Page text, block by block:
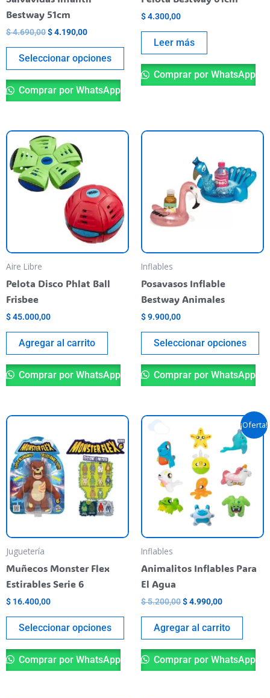
Bestway 51cm
$4.690,00$4.190,00
Seleccionar opciones
página
producto
Comprar por WhatsApp
$4.300,00
Leer más
Comprar por WhatsApp
Aire Libre
Pelota Disco Phlat Ball
Frisbee
$45.000,00
Agregar al carrito
Comprar por WhatsApp
Inflables
Posavasos Inflable
Bestway Animales
$9.900,00
Seleccionar opciones
se
Comprar por WhatsApp
Juguetería
Muñecos Monster Flex
Estirables Serie 6
$ 16.400,00
Seleccionar opciones
Este
producto
tiene
variantes.
opciones
se
pueden
elegir
producto
Comprar por WhatsApp
¡Oferta!
Inflables
Animalitos Inflables Para
El Agua
$5.200,00
El
precio
original
era:
$ 5.200,00.
$4.990,00
El
precio
actual
es:
$ 4.990,00.
Agregar al carrito
Comprar por WhatsApp